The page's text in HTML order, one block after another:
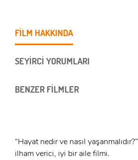
FİLM HAKKINDA
SEYİRCİ YORUMLARI
BENZER FİLMLER
“Hayat nedir ve nasıl
ilham verici, iyi bir aile filmi.